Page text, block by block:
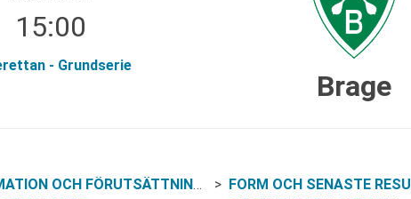
15:00
- Grundserie
Brage
OCH FÖRUTSÄTTNINGAR
FORM OCH SENASTE